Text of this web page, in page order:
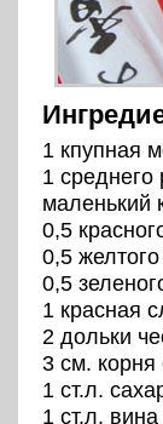
1 кпупная
1 среднего
маленький
0,5
0,5
0,5
1 красная
2 дольки
3 см. корня
1 ст.л.
1 ст.л. вина